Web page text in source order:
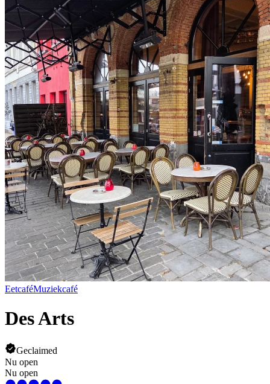
EetcaféMuziekcafé
Des Arts
Geclaimed
Nu open
Nu open